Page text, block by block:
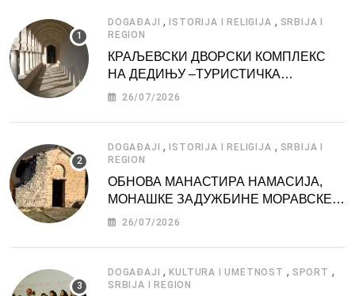
DOGAĐAJI , ISTORIJA I RELIGIJA , SRBIJA I
REGION
КРАЉЕВСКИ ДВОРСКИ КОМПЛЕКС
НА ДЕДИЊУ –ТУРИСТИЧКА
АТРАКЦИЈА
26/07/2026
DOGAĐAJI , ISTORIJA I RELIGIJA , SRBIJA I
REGION
ОБНОВА МАНАСТИРА НАМАСИЈА,
МОНАШКЕ ЗАДУЖБИНЕ МОРАВСКЕ
СРБИЈЕ
26/07/2026
DOGAĐAJI ,KULTURA I UMETNOST , SPORT ,
SRBIJA I REGION